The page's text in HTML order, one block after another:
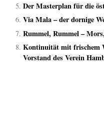
Der Masterplan für die
Via Mala – der dornige
Rummel, Rummel –
Kontinuität mit frischem
Vorstand des Verein